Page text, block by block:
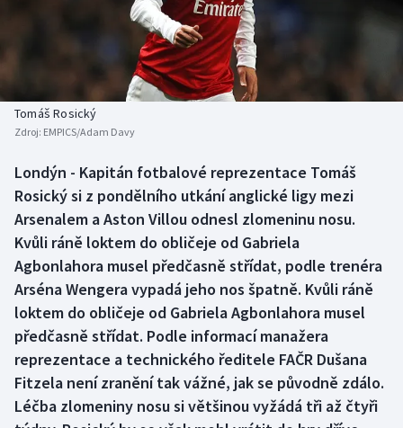
Americký fotbal
Baseball a softbal
Biatlon
Boby a skeleton
Box
Curling
Dostihy
Florbal
Futsal
Historické návraty
Aplikace ČT sport
AZ kvíz
Tomáš Rosický
Zdroj: EMPICS/Adam Davy
Londýn - Kapitán fotbalové reprezentace Tomáš
Rosický si z pondělního utkání anglické ligy mezi
Arsenalem a Aston Villou odnesl zlomeninu nosu.
Kvůli ráně loktem do obličeje od Gabriela
Agbonlahora musel předčasně střídat, podle trenéra
Arséna Wengera vypadá jeho nos špatně. Kvůli ráně
loktem do obličeje od Gabriela Agbonlahora musel
předčasně střídat. Podle informací manažera
reprezentace a technického ředitele FAČR Dušana
Fitzela není zranění tak vážné, jak se původně zdálo.
Léčba zlomeniny nosu si většinou vyžádá tři až čtyři